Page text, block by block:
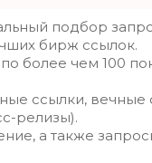
подбор
бирж ссылок.
более чем 100
ссылки, вечные
релизы).
а также